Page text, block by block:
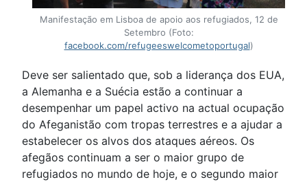
Manifestação em Lisboa de apoio aos refugiados, 12 de
Setembro (Foto:
facebook.com/refugeeswelcometoportugal)
Deve ser salientado que, sob a liderança dos EUA,
a Alemanha e a Suécia estão a continuar a
desempenhar um papel activo na actual ocupação
do Afeganistão com tropas terrestres e a ajudar a
estabelecer os alvos dos ataques aéreos. Os
afegãos continuam a ser o maior grupo de
refugiados no mundo de hoje, e o segundo maior